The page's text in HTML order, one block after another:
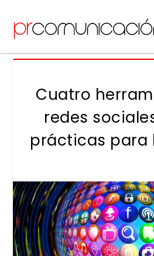
Cuatro
redes
prácticas para